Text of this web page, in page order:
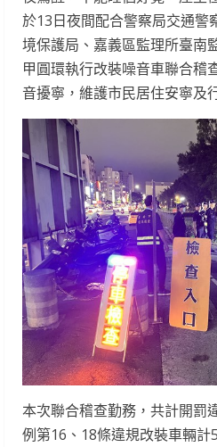
於13日夜間配合警察局交通警
境保護局、嘉義區監理所臺南
甲圓環執行改裝噪音車聯合稽
音擾寧，維護市民居住安寧及
本次聯合稽查勤務，共計開罰
例第16、18條違規改裝車輛